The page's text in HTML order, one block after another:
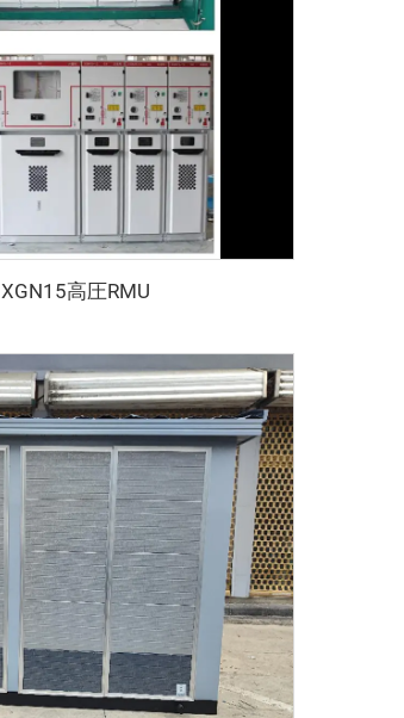
XGN15高圧RMU